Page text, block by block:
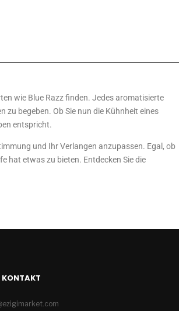
wie Blue Razz finden. Jedes aromatisierte
zu begeben. Ob Sie nun die Kühnheit eines
entspricht.
und Ihr Verlangen anzupassen. Egal, ob
hat etwas zu bieten. Entdecken Sie die
KONTAKT